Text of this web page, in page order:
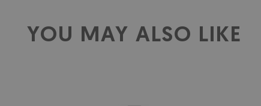
YOU MAY ALSO LIKE